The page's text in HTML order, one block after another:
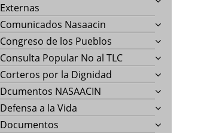
Externas
Comunicados Nasaacin
Congreso de los Pueblos
Consulta Popular No al TLC
Corteros por la Dignidad
Dcumentos NASAACIN
Defensa a la Vida
Documentos